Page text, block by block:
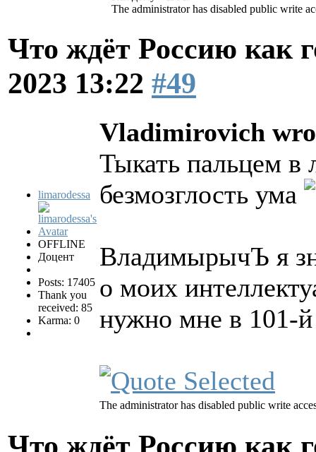
The administrator has disabled public write
Что ждёт Россию как
2023 13:22 #49
limarodessa
OFFLINE
Доцент
Posts: 17405
Thank you
received: 85
Karma: 0
Vladimirovich
Тыкать пальцем в
безмозглость ума
ВладимырычЪ я
о моих
нужно мне в 101-й
The administrator has disabled public write